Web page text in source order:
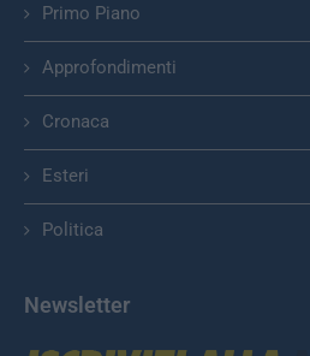
Primo Piano
Approfondimenti
Cronaca
Esteri
Politica
Newsletter